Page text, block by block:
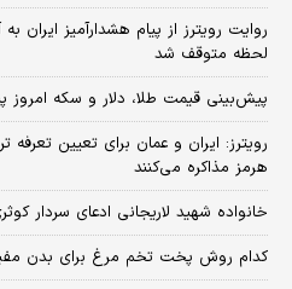
روایت رویترز از پیام هشدارآمیز ایران
لحظه متوقف شد
پیش‌بینی قیمت طلا، دلار و سکه امروز پنجشنبه ۱۵
هرمز مذاکره می‌کنند
خانواده شهید لاریجانی ادعای سردار
کدام روش پخت تخم مرغ برای بدن